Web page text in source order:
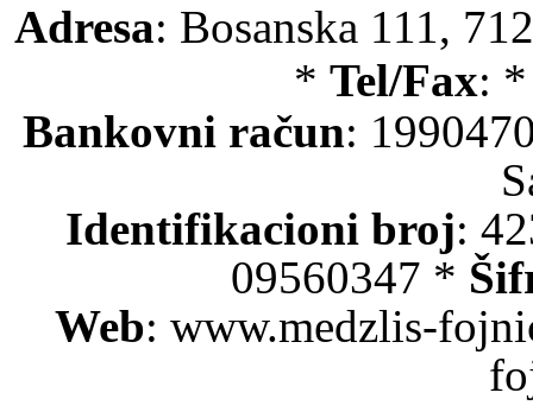
Adresa: Bosanska 111,
* Tel/Fax:
Bankovni račun:
Identifikacioni broj:
09560347 *
Web: www.medzlis-